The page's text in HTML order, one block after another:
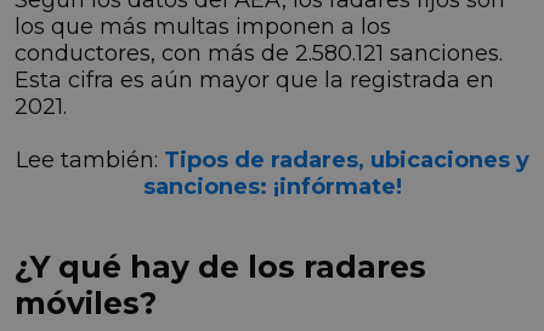
los que más multas imponen a los
conductores, con más de 2.580.121 sanciones.
Esta cifra es aún mayor que la registrada en
2021.
Lee también: Tipos de radares, ubicaciones y
sanciones: ¡infórmate!
¿Y qué hay de los radares
móviles?